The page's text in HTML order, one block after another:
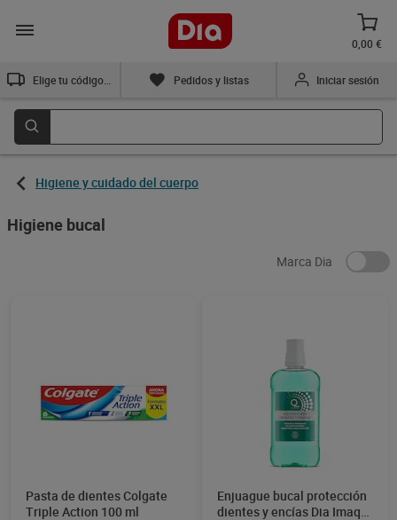
0,00 €
Pedidos y listas Iniciar sesión
Higiene y cuidado del cuerpo
Higiene bucal
Marca Dia
Pasta de dientes Colgate
Triple Action 100 ml
Enjuague bucal protección
dientes y encías Dia Imaqe